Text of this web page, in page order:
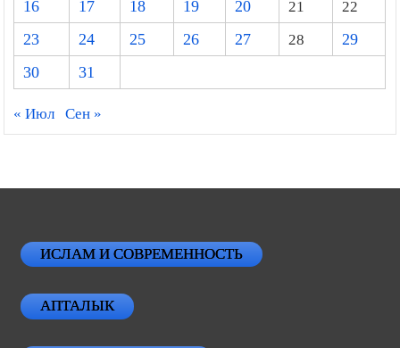
16
17 18 19 20 21
22
23
24 25 26 27 28
29
30
31
« Июл Сен »
ИСЛАМ И СОВРЕМЕННОСТЬ
АПТАЛЫК